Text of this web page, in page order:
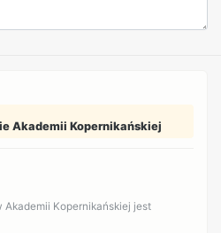
Akademii Kopernikańskiej
Akademii Kopernikańskiej jest